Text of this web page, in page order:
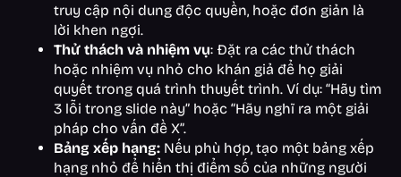
truy cập nội dung độc quyền, hoặc đơn giản là
lời khen ngợi.
Thử thách và nhiệm vụ: Đặt ra các thử thách
hoặc nhiệm vụ nhỏ cho khán giả để họ giải
quyết trong quá trình thuyết trình. Ví dụ: “Hãy tìm
3 lỗi trong slide này” hoặc “Hãy nghĩ ra một giải
pháp cho vấn đề X”.
Bảng xếp hạng: Nếu phù hợp, tạo một bảng xếp
hạng nhỏ để hiển thị điểm số của những người